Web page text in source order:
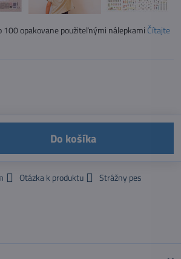
opakovane použiteľnými nálepkami Čítajte
Do košíka
Otázka k produktu
Strážny pes